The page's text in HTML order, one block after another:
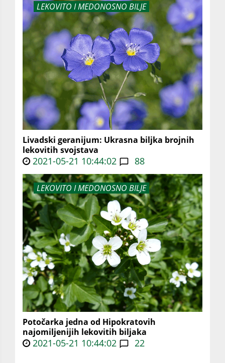
LEKOVITO I MEDONOSNO BILJE
Livadski geranijum: Ukrasna biljka brojnih
lekovitih svojstava
2021-05-21 10:44:02 88
LEKOVITO I MEDONOSNO BILJE
Potočarka jedna od Hipokratovih
najomiljenijih lekovitih biljaka
2021-05-21 10:44:02 22